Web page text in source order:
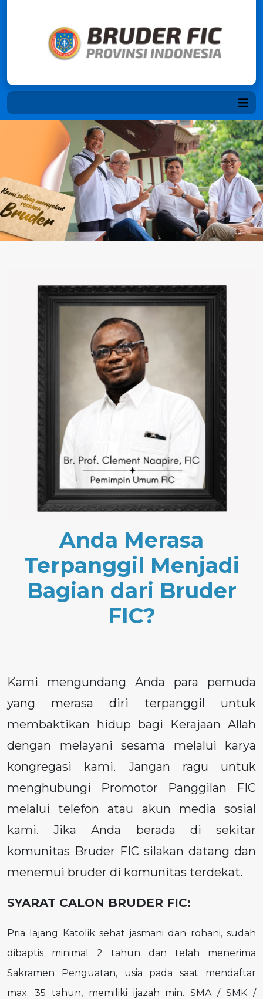
Anda Merasa
Terpanggil Menjadi
Bagian dari Bruder
FIC?
Kami mengundang Anda para pemuda
yang merasa diri terpanggil untuk
membaktikan hidup bagi Kerajaan Allah
dengan melayani sesama melalui karya
kongregasi kami. Jangan ragu untuk
menghubungi Promotor Panggilan FIC
melalui telefon atau akun media sosial
kami. Jika Anda berada di sekitar
komunitas Bruder FIC silakan datang dan
menemui bruder di komunitas terdekat.
SYARAT CALON BRUDER FIC:
Pria lajang Katolik sehat jasmani dan rohani, sudah
dibaptis minimal 2 tahun dan telah menerima
Sakramen Penguatan, usia pada saat mendaftar
max. 35 tahun, memiliki ijazah min. SMA / SMK /